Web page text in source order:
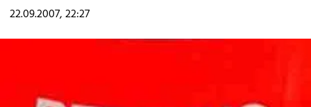
22.09.2007, 22:27